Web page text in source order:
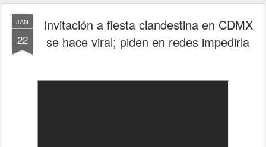
JAN
22
Invitación a fiesta clandestina en CDMX
se hace viral; piden en redes impedirla